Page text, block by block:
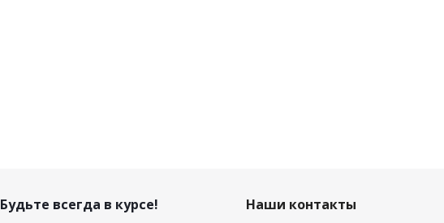
Будьте всегда в курсе!
Наши контакты